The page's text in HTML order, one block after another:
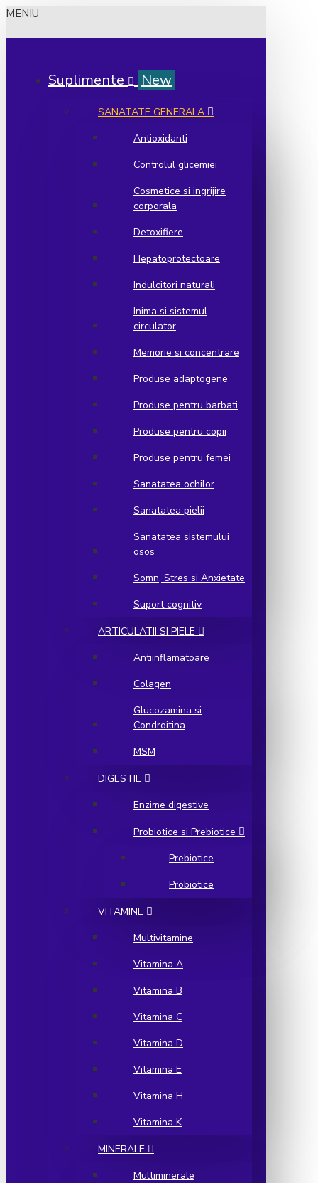
MENIU
Suplimente New
SANATATE GENERALA
Antioxidanti
Controlul glicemiei
Cosmetice si ingrijire
corporala
Detoxifiere
Hepatoprotectoare
Indulcitori naturali
Inima si sistemul
circulator
Memorie si concentrare
Produse adaptogene
Produse pentru barbati
Produse pentru copii
Produse pentru femei
Sanatatea ochilor
Sanatatea pielii
Sanatatea sistemului
osos
Somn, Stres si Anxietate
Suport cognitiv
ARTICULATII SI PIELE
Antiinflamatoare
Colagen
Glucozamina si
Condroitina
MSM
DIGESTIE
Enzime digestive
Probiotice si Prebiotice
Prebiotice
Probiotice
VITAMINE
Multivitamine
Vitamina A
Vitamina B
Vitamina C
Vitamina D
Vitamina E
Vitamina H
Vitamina K
MINERALE
Multiminerale